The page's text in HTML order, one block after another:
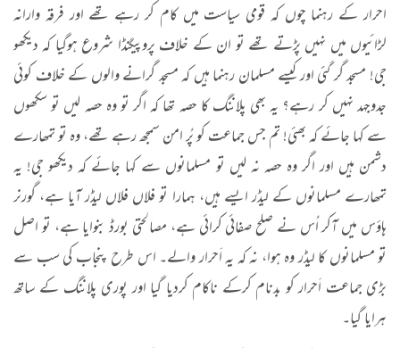
احرار کے رہنما چوں کہ قومی سیاست میں کام کر رہے تھے اور فرقہ وارانہ
لڑائیوں میں نہیں پڑتے تھے تو ان کے خلاف پروپیگنڈا شروع ہوگیا کہ دیکھو
جی! مسجد گر گئی اور کیسے مسلمان رہنما ہیں کہ مسجد گرانے والوں کے خلاف کوئی
جدوجہد نہیں کر رہے؟ یہ بھی پلاننگ کا حصہ تھا کہ اگر تو وہ حصہ لیں تو سکھوں
سے کہا جائے کہ بھئی! تم جس جماعت کو پُر امن سمجھ رہے تھے، وہ تو تمھارے
دشمن ہیں اور اگر وہ حصہ نہ لیں تو مسلمانوں سے کہا جائے کہ دیکھو جی! یہ
تمھارے مسلمانوں کے لیڈر ایسے ہیں، ہمارا تو فلاں فلاں لیڈر آیا ہے، گورنر
ہاؤس میں آکر اُس نے صلح صفائی کرائی ہے، مصالحتی بورڈ بنوایا ہے، تو اصل
تو مسلمانوں کا لیڈر وہ ہوا، نہ کہ یہ اَحرار والے۔ اس طرح پنجاب کی سب سے
بڑی جماعت اَحرار کو بدنام کرکے ناکام کردیا گیا اور پوری پلاننگ کے ساتھ
ہرایا گیا۔